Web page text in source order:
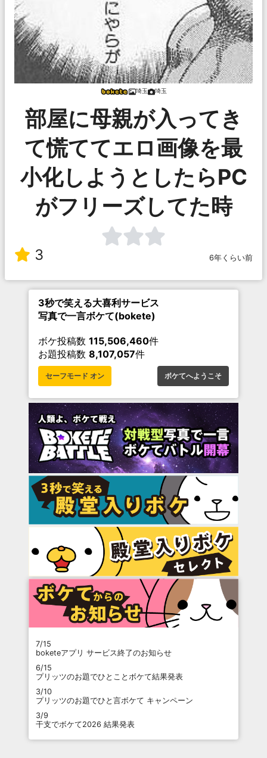
埼玉 埼玉
部屋に母親が入ってき
て慌ててエロ画像を最
小化しようとしたらPC
がフリーズしてた時
3 6年くらい前
3秒で笑える大喜利サービス
写真で一言ボケて(bokete)
ボケ投稿数 115,506,460件
お題投稿数 8,107,057件
セーフモード オン ボケてへようこそ
7/15
boketeアプリ サービス終了のお知らせ
6/15
プリッツのお題でひとことボケて結果発表
3/10
プリッツのお題でひと言ボケて キャンペーン
3/9
干支でボケて2026 結果発表